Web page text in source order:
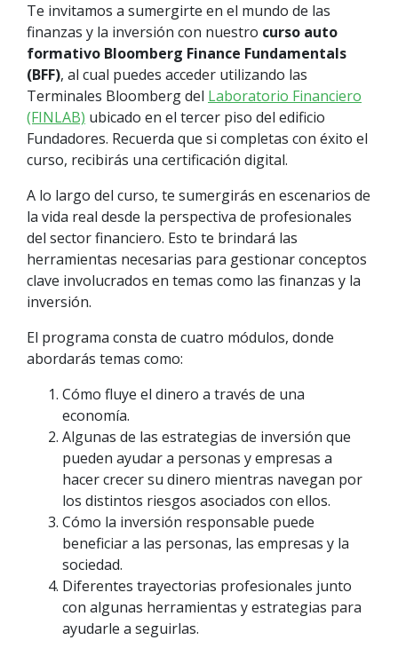
Te invitamos a sumergirte en el mundo de las
finanzas y la inversión con nuestro curso auto
formativo Bloomberg Finance Fundamentals
(BFF), al cual puedes acceder utilizando las
Terminales Bloomberg del Laboratorio Financiero
(FINLAB) ubicado en el tercer piso del edificio
Fundadores. Recuerda que si completas con éxito el
curso, recibirás una certificación digital.
A lo largo del curso, te sumergirás en escenarios de
la vida real desde la perspectiva de profesionales
del sector financiero. Esto te brindará las
herramientas necesarias para gestionar conceptos
clave involucrados en temas como las finanzas y la
inversión.
El programa consta de cuatro módulos, donde
abordarás temas como:
Cómo fluye el dinero a través de una
economía.
Algunas de las estrategias de inversión que
pueden ayudar a personas y empresas a
hacer crecer su dinero mientras navegan por
los distintos riesgos asociados con ellos.
Cómo la inversión responsable puede
beneficiar a las personas, las empresas y la
sociedad.
Diferentes trayectorias profesionales junto
con algunas herramientas y estrategias para
ayudarle a seguirlas.